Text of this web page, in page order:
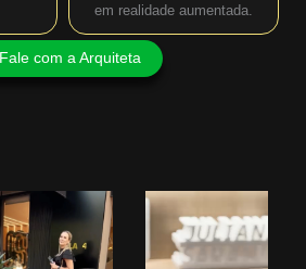
em realidade aumentada.
Fale com a Arquiteta